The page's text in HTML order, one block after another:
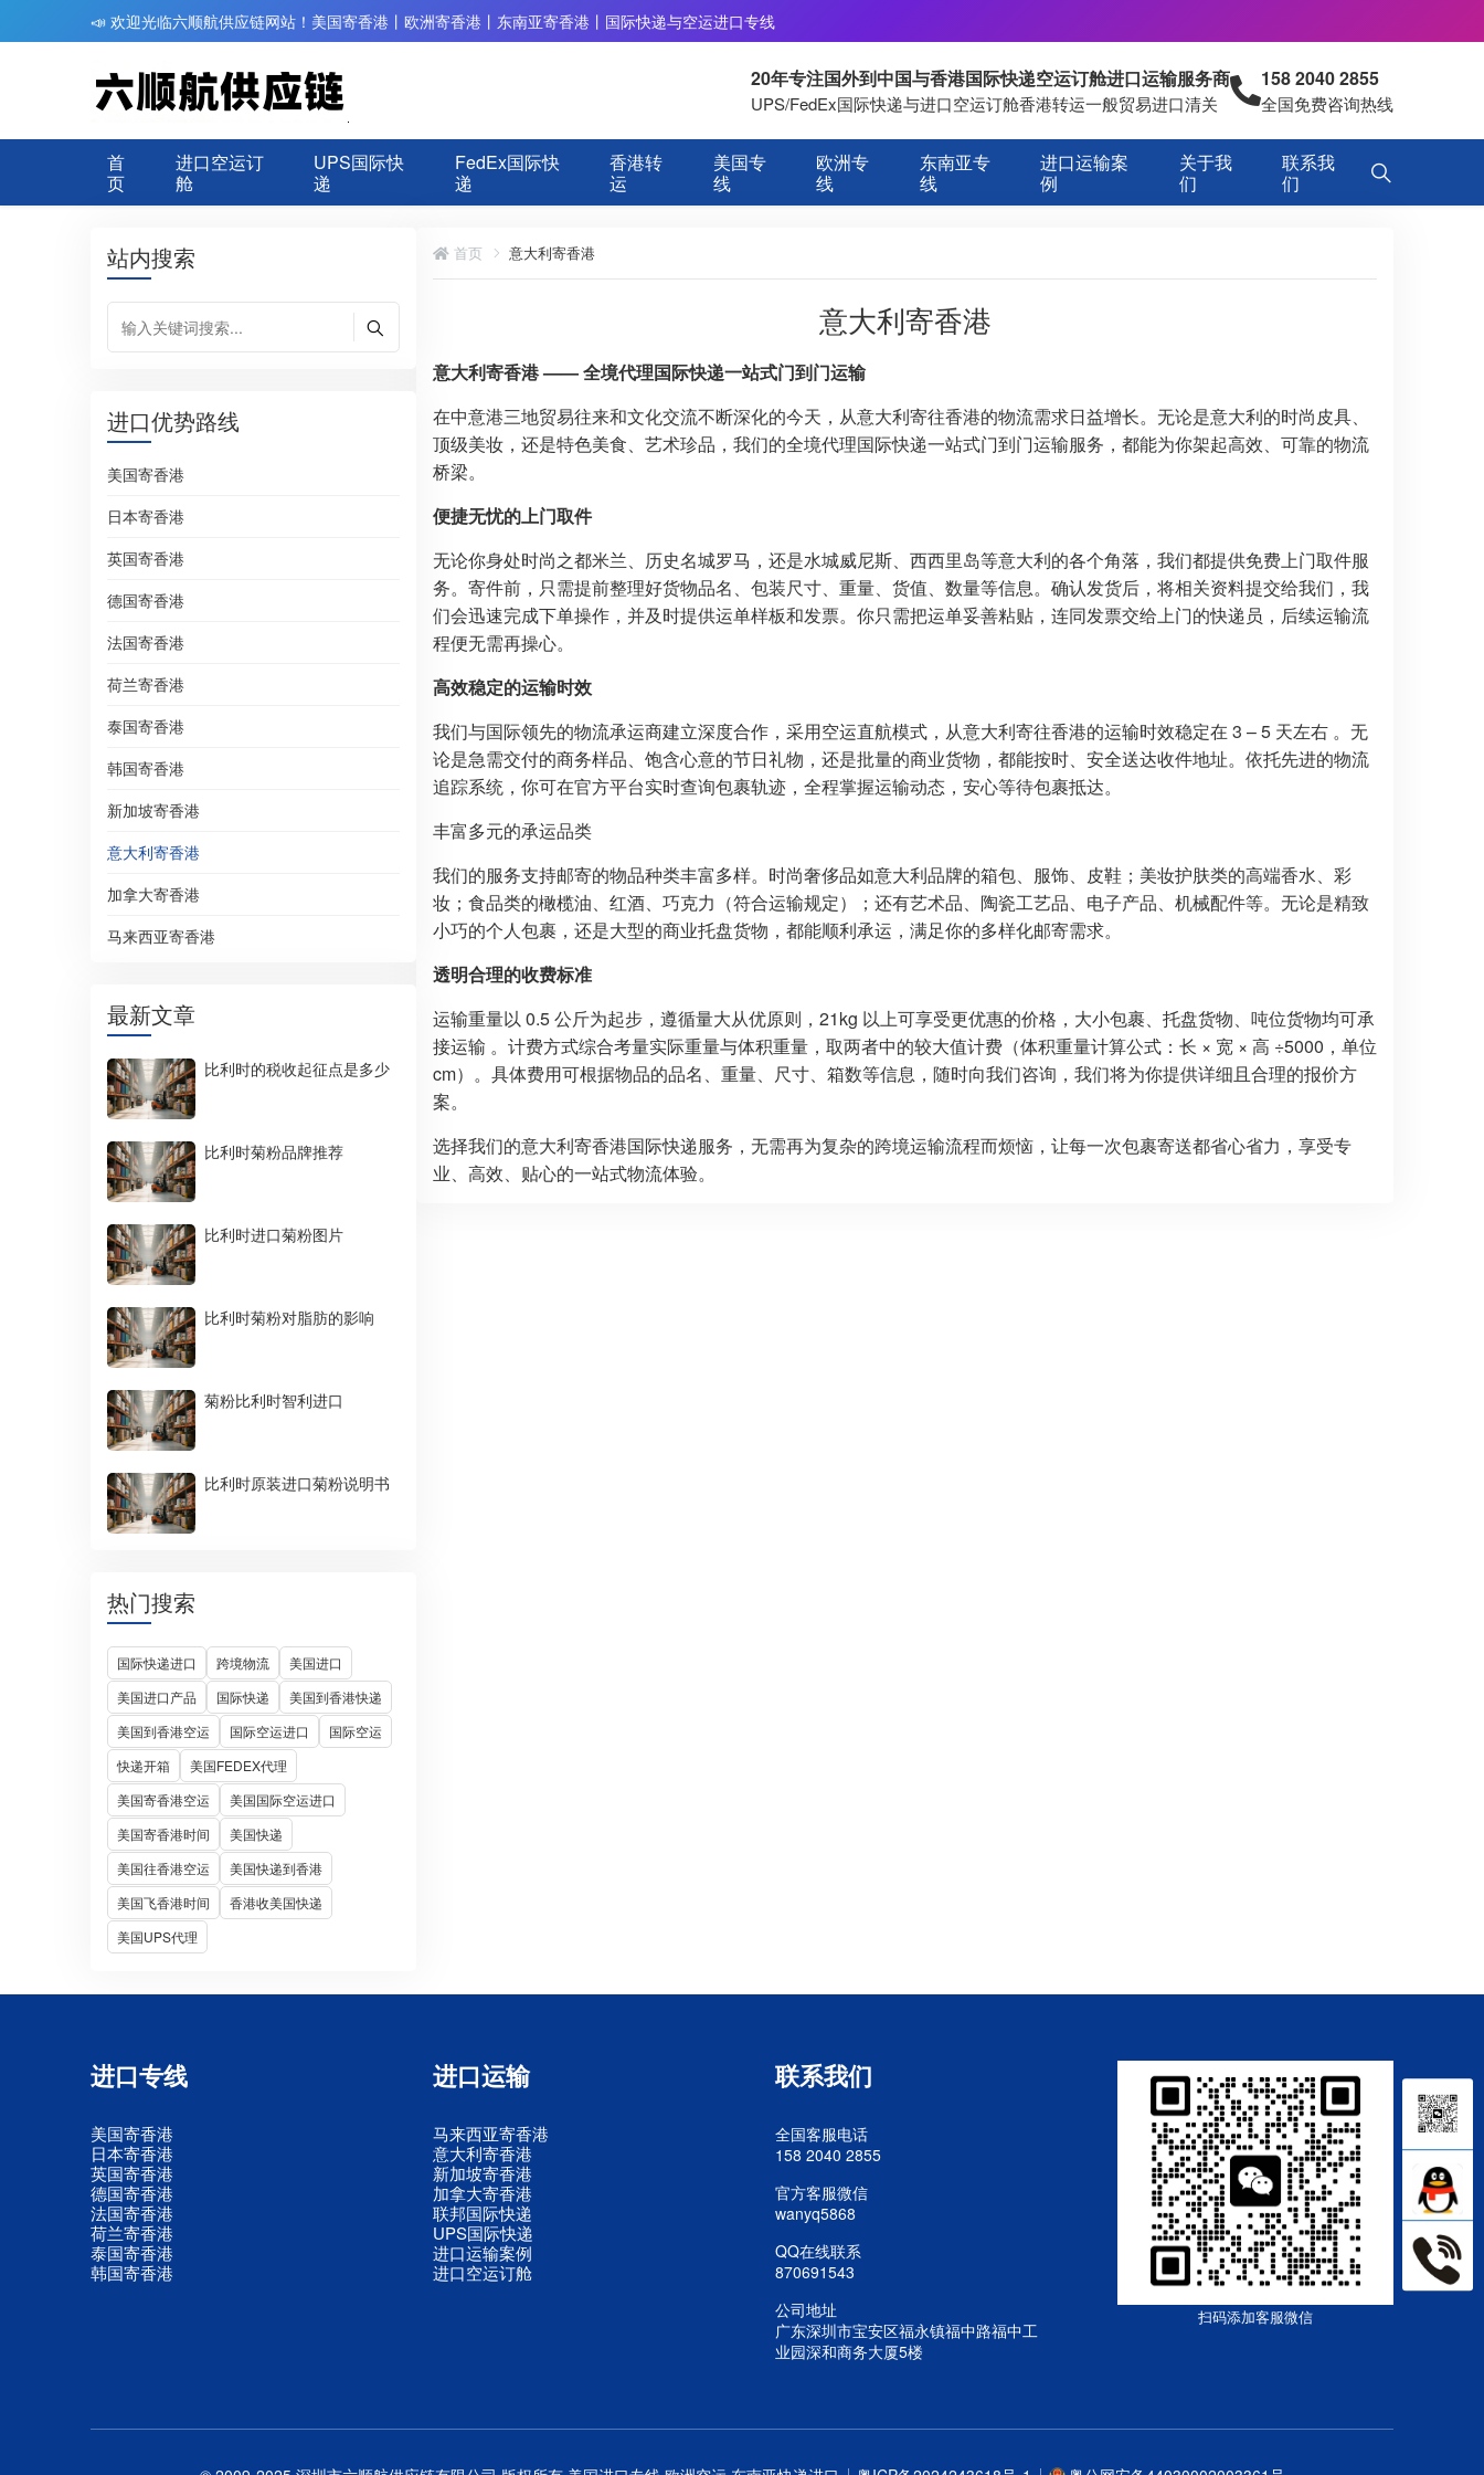
📣 欢迎光临六顺航供应链网站！美国寄香港丨欧洲寄香港丨东南亚寄香港丨国际快递与空运进口专线
20年专注国外到中国与香港国际快递空运订舱进口运输服务商
UPS/FedEx国际快递与进口空运订舱香港转运一般贸易进口清关
158 2040 2855
全国免费咨询热线
首
页
进口空运订
舱
UPS国际快
递
FedEx国际快
递
香港转
运
美国专
线
欧洲专
线
东南亚专
线
进口运输案
例
关于我
们
联系我
们
站内搜索
进口优势路线
美国寄香港
日本寄香港
英国寄香港
德国寄香港
法国寄香港
荷兰寄香港
泰国寄香港
韩国寄香港
新加坡寄香港
意大利寄香港
加拿大寄香港
马来西亚寄香港
最新文章
比利时的税收起征点是多少
比利时菊粉品牌推荐
比利时进口菊粉图片
比利时菊粉对脂肪的影响
菊粉比利时智利进口
比利时原装进口菊粉说明书
热门搜索
国际快递进口 跨境物流
美国进口
美国进口产品
国际快递
美国到香港快递
美国到香港空运
国际空运进口
国际空运
快递开箱
美国FEDEX代理
美国寄香港空运
美国国际空运进口
美国寄香港时间
美国快递
美国往香港空运
美国快递到香港
美国飞香港时间
香港收美国快递
美国UPS代理
首页 意大利寄香港
意大利寄香港
意大利寄香港 —— 全境代理国际快递一站式门到门运输​
在中意港三地贸易往来和文化交流不断深化的今天，从意大利寄往香港的物流需求日益增长。无论是意大利的时尚皮具、
顶级美妆，还是特色美食、艺术珍品，我们的全境代理国际快递一站式门到门运输服务，都能为你架起高效、可靠的物流
桥梁。​
便捷无忧的上门取件
无论你身处时尚之都米兰、历史名城罗马，还是水城威尼斯、西西里岛等意大利的各个角落，我们都提供免费上门取件服
务。寄件前，只需提前整理好货物品名、包装尺寸、重量、货值、数量等信息。确认发货后，将相关资料提交给我们，我
们会迅速完成下单操作，并及时提供运单样板和发票。你只需把运单妥善粘贴，连同发票交给上门的快递员，后续运输流
程便无需再操心。​
高效稳定的运输时效​
我们与国际领先的物流承运商建立深度合作，采用空运直航模式，从意大利寄往香港的运输时效稳定在 3 – 5 天左右 。无
论是急需交付的商务样品、饱含心意的节日礼物，还是批量的商业货物，都能按时、安全送达收件地址。依托先进的物流
追踪系统，你可在官方平台实时查询包裹轨迹，全程掌握运输动态，安心等待包裹抵达。​
丰富多元的承运品类​
我们的服务支持邮寄的物品种类丰富多样。时尚奢侈品如意大利品牌的箱包、服饰、皮鞋；美妆护肤类的高端香水、彩
妆；食品类的橄榄油、红酒、巧克力（符合运输规定）；还有艺术品、陶瓷工艺品、电子产品、机械配件等。无论是精致
小巧的个人包裹，还是大型的商业托盘货物，都能顺利承运，满足你的多样化邮寄需求。​
透明合理的收费标准​
运输重量以 0.5 公斤为起步，遵循量大从优原则，21kg 以上可享受更优惠的价格，大小包裹、托盘货物、吨位货物均可承
接运输 。计费方式综合考量实际重量与体积重量，取两者中的较大值计费（体积重量计算公式：长 × 宽 × 高 ÷5000，单位
cm）。具体费用可根据物品的品名、重量、尺寸、箱数等信息，随时向我们咨询，我们将为你提供详细且合理的报价方
案。​
选择我们的意大利寄香港国际快递服务，无需再为复杂的跨境运输流程而烦恼，让每一次包裹寄送都省心省力，享受专
业、高效、贴心的一站式物流体验。
进口专线
美国寄香港
日本寄香港
英国寄香港
德国寄香港
法国寄香港
荷兰寄香港
泰国寄香港
韩国寄香港
进口运输
马来西亚寄香港
意大利寄香港
新加坡寄香港
加拿大寄香港
联邦国际快递
UPS国际快递
进口运输案例
进口空运订舱
联系我们
全国客服电话
158 2040 2855
官方客服微信
wanyq5868
QQ在线联系
870691543
公司地址
广东深圳市宝安区福永镇福中路福中工
业园深和商务大厦5楼
扫码添加客服微信